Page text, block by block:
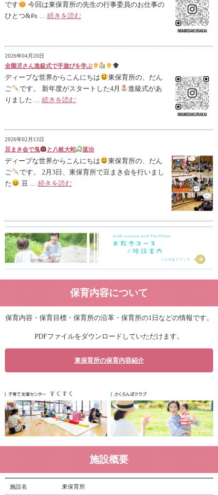
です
今回は東保育所の先生の行事委員のお仕事の
ひとつ&#x ... 続きを読む
2026年04月20日
全園児さん進級式で手遊びを学ぶ
ディープな世界からこんにちは
東保育所の、だん
ご
です。 新年度がスタートした4月
進級式があ
りました ... 続きを読む
2026年02月13日
豆まき会で鬼 と八岐大蛇 退治
ディープな世界からこんにちは
東保育所の、だん
ご
です。 2月3日、東保育所で豆まき会を行いまし
た
豆 ... 続きを読む
保育内容について
保育内容・保育目標・保育所の沿革・保育所の1日などの情報です。
PDFファイルをダウンロードしていただけます。
東保育所の保育内容紹介
施設概要
施設名 東保育所